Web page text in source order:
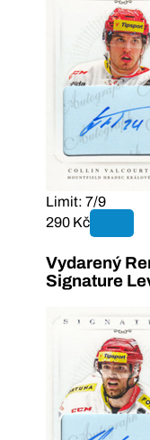
Limit: 7/9
290 Kč
Vydarený
Signature